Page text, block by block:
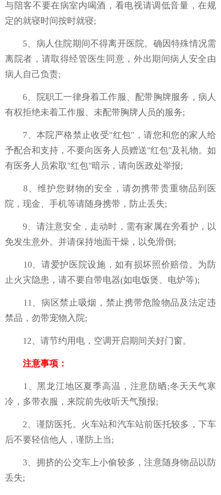
与陪客不要在病室内喝酒，看电视请调低音量，在规
定的就寝时间按时就寝;
5、病人住院期间不得离开医院。确因特殊情况需
离院者，请取得经管医生同意，外出期间病人安全由
病人自己负责;
6、院职工一律身着工作服、配带胸牌服务，病人
有权拒绝未着工作服、未配带胸牌人员的服务;
7、本院严格禁止收受"红包"，请您和您的家人给
予配合和支持，不要向医务人员赠送"红包"及礼物。如
有医务人员索取"红包"暗示，请向医政处举报;
8、维护您财物的安全，请勿携带贵重物品到医
院，现金、手机等请随身携带，防止丢失;
9、请注意安全，走动时，需有家属在旁看护，以
免发生意外。并请保持地面干燥，以免滑倒;
10、请爱护医院设施，如有损坏照价赔偿。为防
止火灾隐患，请不要自带电器(如电饭煲、电炉等);
11、病区禁止吸烟，禁止携带危险物品及法定违
禁品，勿带宠物入院;
12、请节约用电，空调开启期间关好门窗。
注意事项：
1、黑龙江地区夏季高温，注意防晒;冬天天气寒
冷，多带衣服，来院前先收听天气预报;
2、谨防医托。火车站和汽车站前医托较多，下车
后不要轻信他人，谨防上当;
3、拥挤的公交车上小偷较多，注意随身物品以防
丢失;